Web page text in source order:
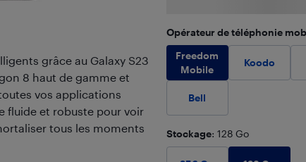
grâce au Galaxy S23
8 haut de gamme et
vos applications
fluide et robuste pour voir
tous les moments
Opérateur de téléphonie
Freedom
Mobile
Koodo
Bell
Stockage: 128 Go